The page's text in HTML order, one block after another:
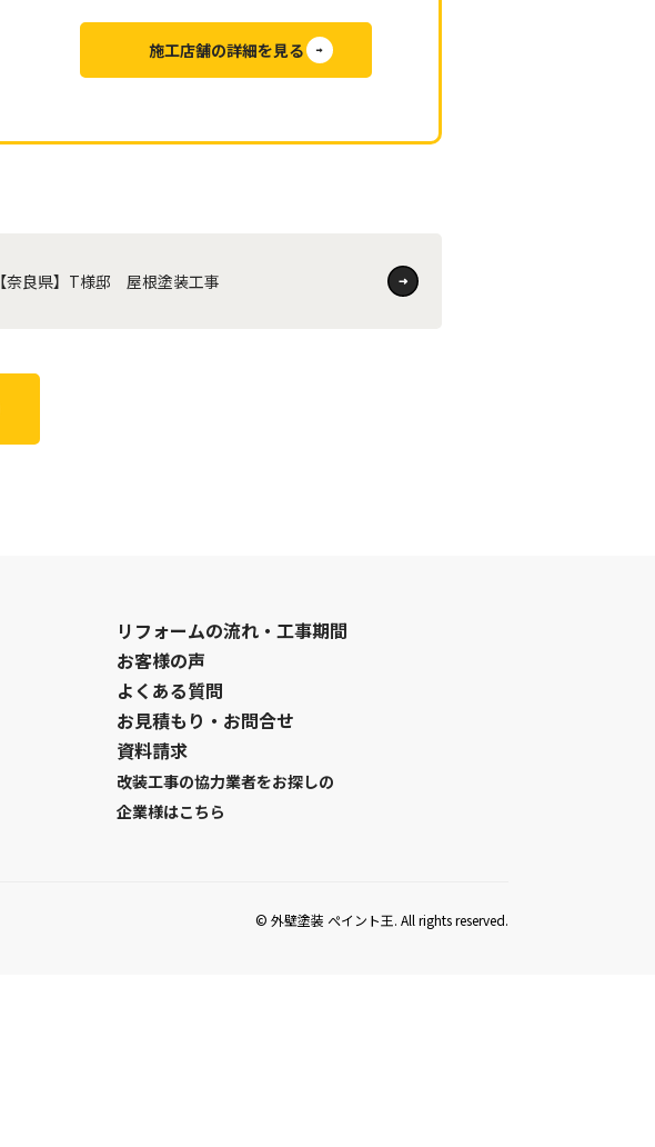
施工店舗の詳細を見る
【奈良県】T様邸 屋根塗装工事
リフォームの流れ・工事期間
お客様の声
よくある質問
お見積もり・お問合せ
資料請求
改装工事の協力業者をお探しの
企業様はこちら
© 外壁塗装 ぺイント王. All rights reserved.